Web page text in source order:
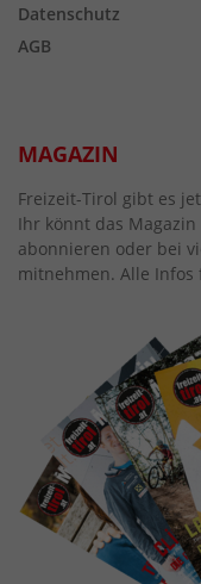
Datenschutz
AGB
MAGAZIN
Freizeit-Tirol gibt es
Ihr könnt das
abonnieren oder bei
mitnehmen. Alle